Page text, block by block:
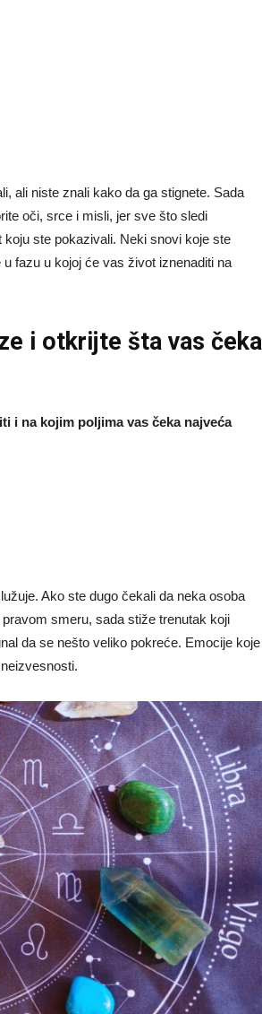
ali niste znali kako da ga stignete. Sada
oči, srce i misli, jer sve što sledi
koju ste pokazivali. Neki snovi koje ste
fazu u kojoj će vas život iznenaditi na
i otkrijte šta vas čeka
i na kojim poljima vas čeka najveća
Ako ste dugo čekali da neka osoba
smeru, sada stiže trenutak koji
da se nešto veliko pokreće. Emocije koje